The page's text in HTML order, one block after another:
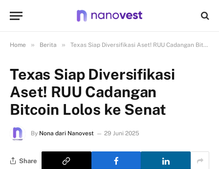
Home » Berita » Texas Siap Diversifikasi Aset! RUU Cadangan Bitcoin Lolos ke Senat
Texas Siap Diversifikasi
Aset! RUU Cadangan
Bitcoin Lolos ke Senat
By Nona dari Nanovest 29 Juni 2025
Share